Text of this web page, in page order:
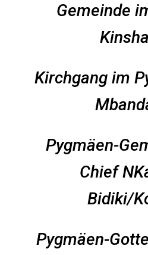
Gemeinde
Kirchgang im
Pygmäen-
Chief
Bidiki/
Pygmäen-